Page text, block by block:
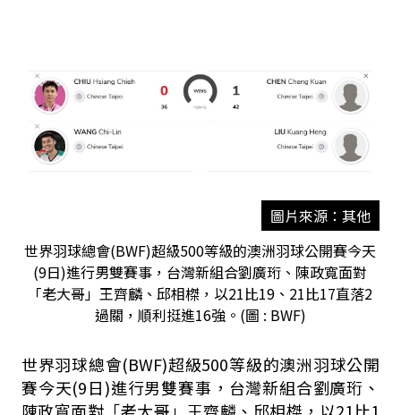
圖片來源：其他
世界羽球總會(BWF)超級500等級的澳洲羽球公開賽今天
(9日)進行男雙賽事，台灣新組合劉廣珩、陳政寬面對
「老大哥」王齊麟、邱相榤，以21比19、21比17直落2
過關，順利挺進16強。(圖 : BWF)
世界羽球總會(BWF)超級500等級的澳洲羽球公開
賽今天(9日)進行男雙賽事，台灣新組合劉廣珩、